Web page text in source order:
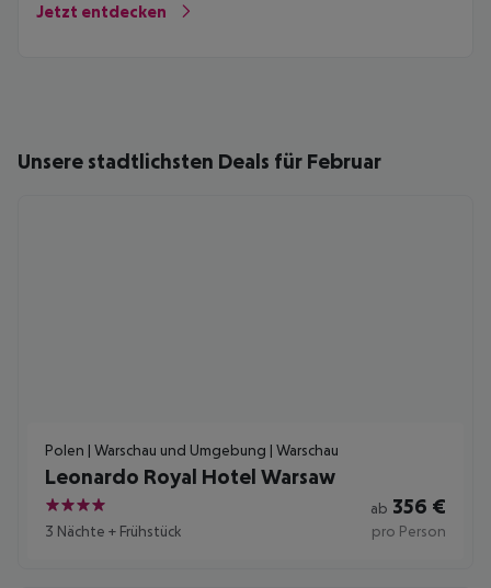
Jetzt entdecken
Unsere stadtlichsten Deals für Februar
Polen | Warschau und Umgebung | Warschau
Leonardo Royal Hotel Warsaw
4
3 Nächte + Frühstück
ab 356 €
pro Person